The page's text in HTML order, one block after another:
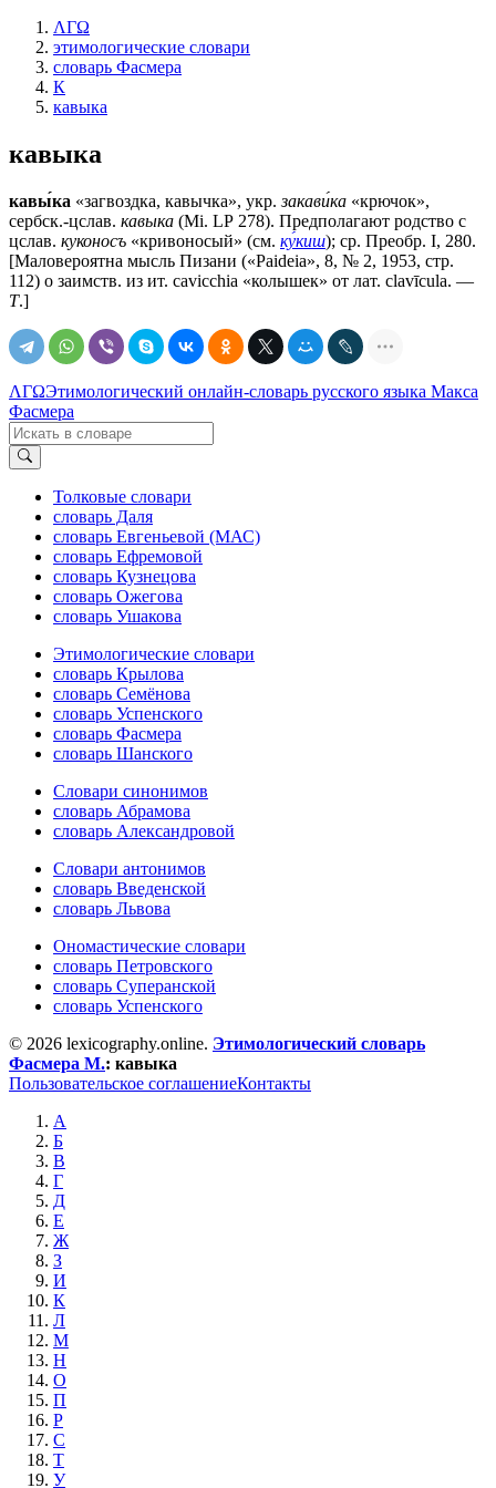
ΛΓΩ
этимологические словари
словарь Фасмера
К
кавыка
кавыка
кавы́ка «загвоздка, кавычка», укр.закави́ка «крючок»,
сербск.-цслав. кавыка (Мi. LР 278). Предполагают родство с
цслав. куконосъ «кривоносый» (см. ку́киш); ср. Преобр. I, 280.
[Маловероятна мысль Пизани («Раidеiа», 8, № 2, 1953, стр.
112) о заимств. из ит. саviссhiа «колышек» от лат. сlаvīсulа. —
Т.]
ΛΓΩЭтимологический онлайн-словарь русского языка Макса
Фасмера
Толковые словари
словарь Даля
словарь Евгеньевой (МАС)
словарь Ефремовой
словарь Кузнецова
словарь Ожегова
словарь Ушакова
Этимологические словари
словарь Крылова
словарь Семёнова
словарь Успенского
словарь Фасмера
словарь Шанского
Словари синонимов
словарь Абрамова
словарь Александровой
Словари антонимов
словарь Введенской
словарь Львова
Ономастические словари
словарь Петровского
словарь Суперанской
словарь Успенского
© 2026 lexicography.online. Этимологический словарь
Фасмера М.: кавыка
Пользовательское соглашениеКонтакты
А
Б
В
Г
Д
Е
Ж
З
И
К
Л
М
Н
О
П
Р
С
Т
У